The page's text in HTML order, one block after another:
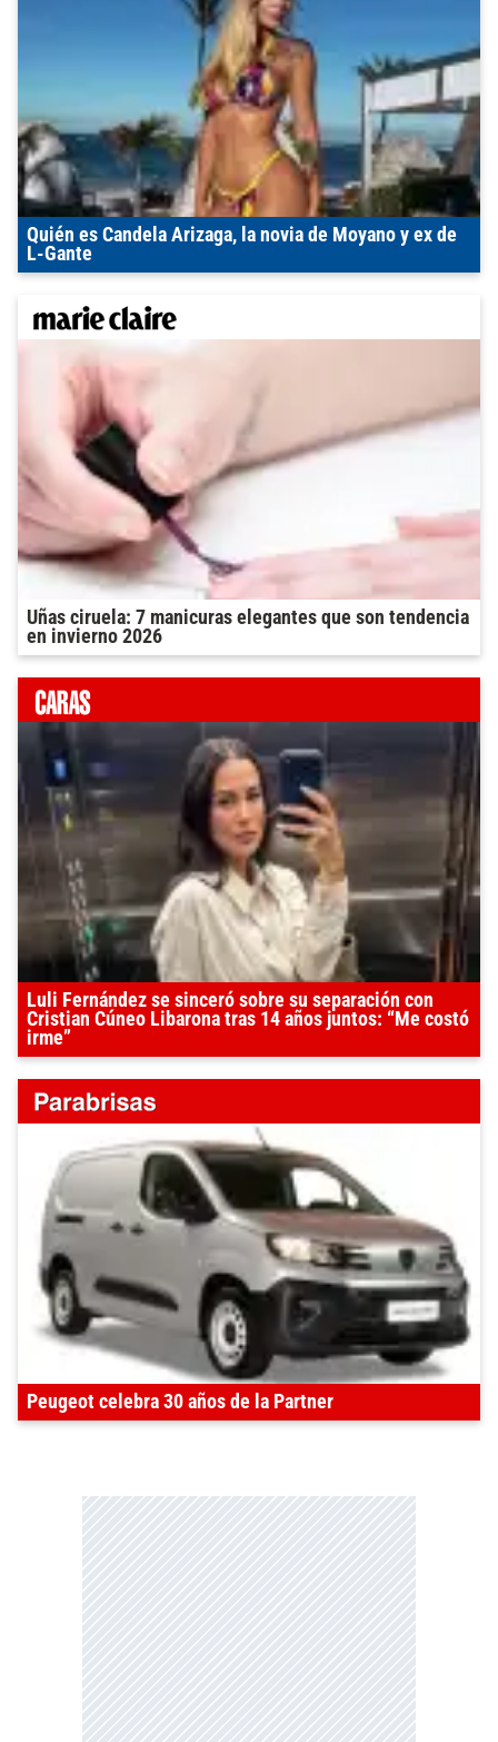
Quién es Candela Arizaga, la novia de Moyano y ex de
L-Gante
Uñas ciruela: 7 manicuras elegantes que son tendencia
en invierno 2026
Luli Fernández se sinceró sobre su separación con
Cristian Cúneo Libarona tras 14 años juntos: “Me costó
irme”
Peugeot celebra 30 años de la Partner